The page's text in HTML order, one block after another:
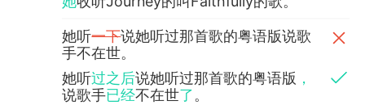
她听一下说她听过那首歌的粤语版说歌
手不在世。
她听过之后说她听过那首歌的粤语版 ，
说歌手已经不在世了。